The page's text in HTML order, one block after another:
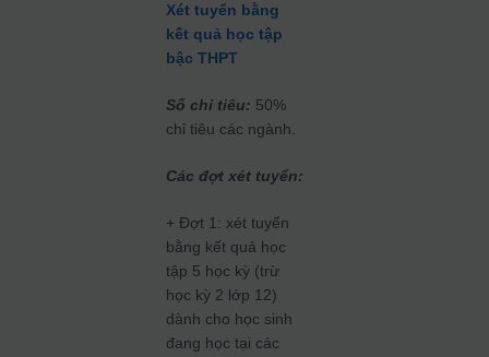
Xét tuyển bằng
kết quả học tập
bậc THPT
Số chỉ tiêu: 50%
chỉ tiêu các ngành.
Các đợt xét tuyển:
+ Đợt 1: xét tuyển
bằng kết quả học
tập 5 học kỳ (trừ
học kỳ 2 lớp 12)
dành cho học sinh
đang học tại các